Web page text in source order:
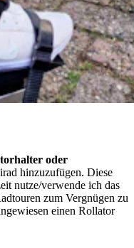
oder
hinzuzufügen. Diese
nutze/verwende ich das
zum Vergnügen zu
einen Rollator